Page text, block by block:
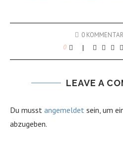
0
0
LEAVE A
Du musst angemeldet sein, um
abzugeben.